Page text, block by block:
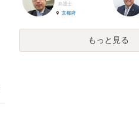
弁護士
京都府
もっと見る